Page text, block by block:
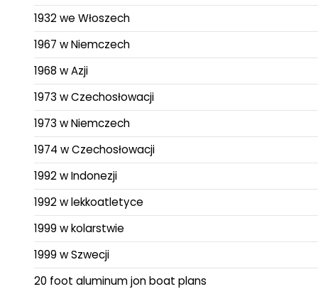
1932 we Włoszech
1967 w Niemczech
1968 w Azji
1973 w Czechosłowacji
1973 w Niemczech
1974 w Czechosłowacji
1992 w Indonezji
1992 w lekkoatletyce
1999 w kolarstwie
1999 w Szwecji
20 foot aluminum jon boat plans